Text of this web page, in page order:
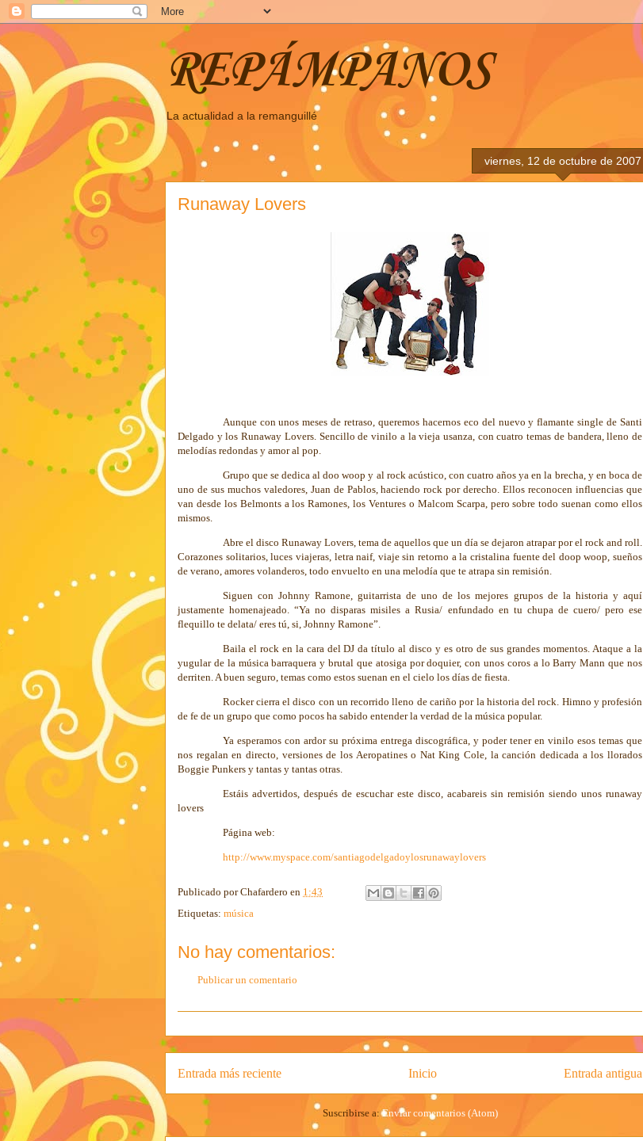
REPÁMPANOS
La actualidad a la remanguillé
viernes, 12 de octubre de 2007
Runaway Lovers
Aunque con unos meses de retraso, queremos hacernos eco del nuevo y flamante single de Santi
Delgado y los Runaway Lovers. Sencillo de vinilo a la vieja usanza, con cuatro temas de bandera, lleno de
melodías redondas y amor al pop.
Grupo que se dedica al doo woop y al rock acústico, con cuatro años ya en la brecha, y en boca de
uno de sus muchos valedores, Juan de Pablos, haciendo rock por derecho. Ellos reconocen influencias que
van desde los Belmonts a los Ramones, los Ventures o Malcom Scarpa, pero sobre todo suenan como ellos
mismos.
Abre el disco Runaway Lovers, tema de aquellos que un día se dejaron atrapar por el rock and roll.
Corazones solitarios, luces viajeras, letra naif, viaje sin retorno a la cristalina fuente del doop woop, sueños
de verano, amores volanderos, todo envuelto en una melodía que te atrapa sin remisión.
Siguen con Johnny Ramone, guitarrista de uno de los mejores grupos de la historia y aquí
justamente homenajeado. “Ya no disparas misiles a Rusia/ enfundado en tu chupa de cuero/ pero ese
flequillo te delata/ eres tú, si, Johnny Ramone”.
Baila el rock en la cara del DJ da título al disco y es otro de sus grandes momentos. Ataque a la
yugular de la música barraquera y brutal que atosiga por doquier, con unos coros a lo Barry Mann que nos
derriten. A buen seguro, temas como estos suenan en el cielo los días de fiesta.
Rocker cierra el disco con un recorrido lleno de cariño por la historia del rock. Himno y profesión
de fe de un grupo que como pocos ha sabido entender la verdad de la música popular.
Ya esperamos con ardor su próxima entrega discográfica, y poder tener en vinilo esos temas que
nos regalan en directo, versiones de los Aeropatines o Nat King Cole, la canción dedicada a los llorados
Boggie Punkers y tantas y tantas otras.
Estáis advertidos, después de escuchar este disco, acabareis sin remisión siendo unos runaway
lovers
Página web:
http://www.myspace.com/santiagodelgadoylosrunawaylovers
Publicado porChafardero en 1:43
Etiquetas: música
No hay comentarios:
Publicar un comentario
Entrada más reciente Entrada antigua
Inicio
Suscribirse a:Enviar comentarios (Atom)